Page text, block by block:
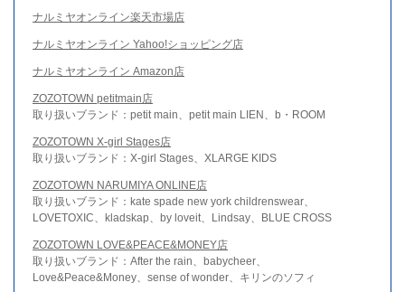
ナルミヤオンライン楽天市場店
ナルミヤオンライン Yahoo!ショッピング店
ナルミヤオンライン Amazon店
ZOZOTOWN petitmain店
取り扱いブランド：petit main、petit main LIEN、b・ROOM
ZOZOTOWN X-girl Stages店
取り扱いブランド：X-girl Stages、XLARGE KIDS
ZOZOTOWN NARUMIYA ONLINE店
取り扱いブランド：kate spade new york childrenswear、
LOVETOXIC、kladskap、by loveit、Lindsay、BLUE CROSS
ZOZOTOWN LOVE&PEACE&MONEY店
取り扱いブランド：After the rain、babycheer、
Love&Peace&Money、sense of wonder、キリンのソフィ